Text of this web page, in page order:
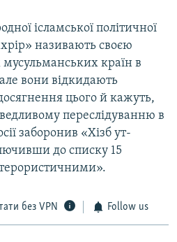
ісламської політичної
називають своєю
мусульманських країн в
вони відкидають
цього й кажуть,
переслідуванню в
заборонив «Хізб ут-
до списку 15
без VPN Follow us